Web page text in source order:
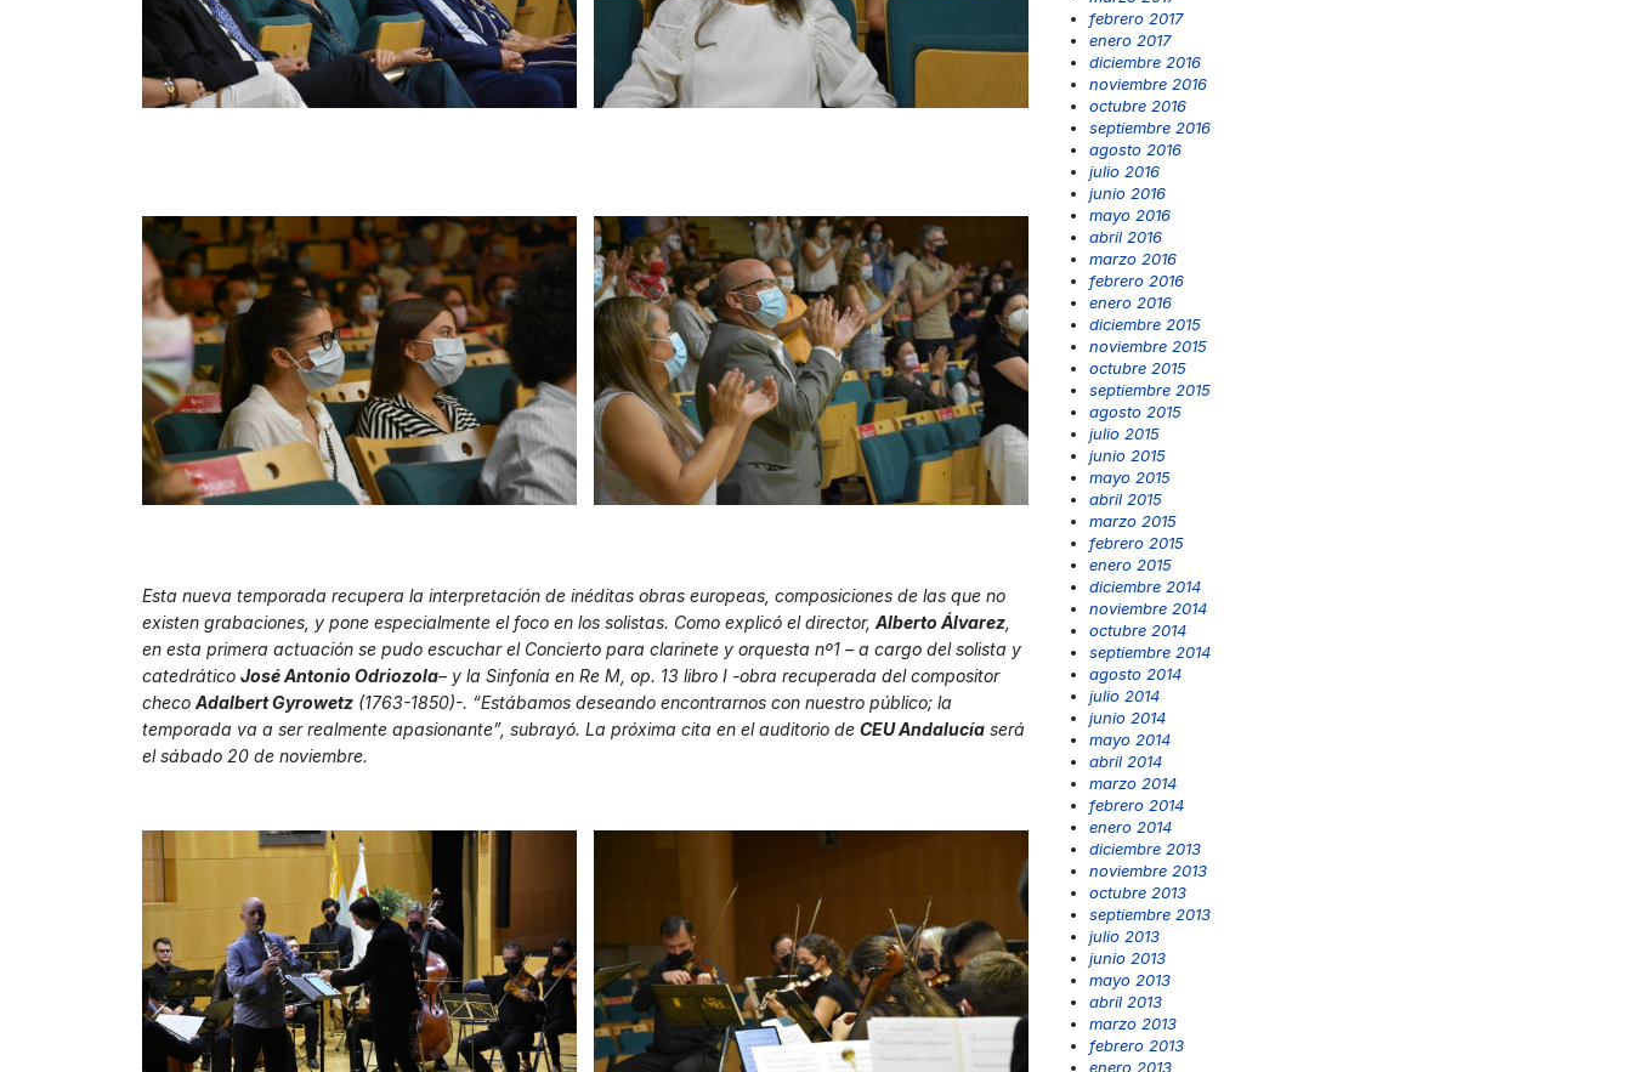
Esta nueva temporada recupera la interpretación de inéditas obras europeas, composiciones de las que no
existen grabaciones, y pone especialmente el foco en los solistas. Como explicó el director, Alberto Álvarez,
en esta primera actuación se pudo escuchar el Concierto para clarinete y orquesta nº1 – a cargo del solista y
catedrático José Antonio Odriozola– y la Sinfonía en Re M, op. 13 libro I -obra recuperada del compositor
checo Adalbert Gyrowetz (1763-1850)-. “Estábamos deseando encontrarnos con nuestro público; la
temporada va a ser realmente apasionante”, subrayó. La próxima cita en el auditorio de CEU Andalucía será
el sábado 20 de noviembre.
febrero 2017
enero 2017
diciembre 2016
noviembre 2016
octubre 2016
septiembre 2016
agosto 2016
julio 2016
junio 2016
mayo 2016
abril 2016
marzo 2016
febrero 2016
enero 2016
diciembre 2015
noviembre 2015
octubre 2015
septiembre 2015
agosto 2015
julio 2015
junio 2015
mayo 2015
abril 2015
marzo 2015
febrero 2015
enero 2015
diciembre 2014
noviembre 2014
octubre 2014
septiembre 2014
agosto 2014
julio 2014
junio 2014
mayo 2014
abril 2014
marzo 2014
febrero 2014
enero 2014
diciembre 2013
noviembre 2013
octubre 2013
septiembre 2013
julio 2013
junio 2013
mayo 2013
abril 2013
marzo 2013
febrero 2013
enero 2013